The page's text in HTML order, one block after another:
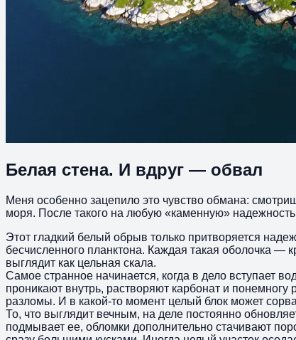
Белая стена. И вдруг — обвал
Меня особенно зацепило это чувство обмана:
моря. После такого на любую «каменную»
Этот гладкий белый обрыв только притворяется
бесчисленного планктона. Каждая такая оболочка —
выглядит как цельная скала.
Самое странное начинается, когда в дело вступает
проникают внутрь, растворяют карбонат и
разломы. И в какой-то момент целый блок может
То, что выглядит вечным, на деле постоянно
подмывает ее, обломки дополнительно стачивают